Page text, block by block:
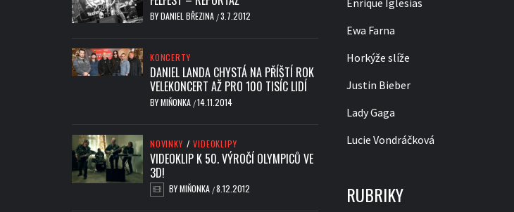
BYDANIEL BŘEZINA /3.7.2012
KONCERTY
DANIEL LANDA CHYSTÁ NA PŘÍŠTÍ ROK
VELEKONCERT AŽ PRO 100 TISÍC LIDÍ
BYMIŇONKA /14.11.2014
NOVINKY / VIDEOKLIPY
VIDEOKLIP K 50. VÝROČÍ OLYMPICŮ VE
3D!
BYMIŇONKA /8.12.2012
Enrique Iglesias
Ewa Farna
Horkýže slíže
Justin Bieber
Lady Gaga
Lucie Vondráčková
RUBRIKY